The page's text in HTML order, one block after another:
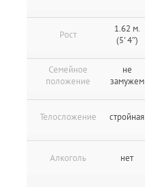
Рост
1.62 м.
(5' 4″)
Семейное
положение
не
замужем
Телосложение стройная
Алкоголь нет